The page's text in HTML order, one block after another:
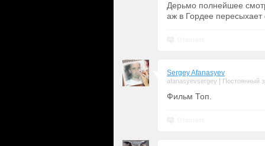
Дерьмо полнейшее
аж в Гордее пересыхает
Sergey Afanasyev
afanasyevsergey Постоянный
Фильм Топ.